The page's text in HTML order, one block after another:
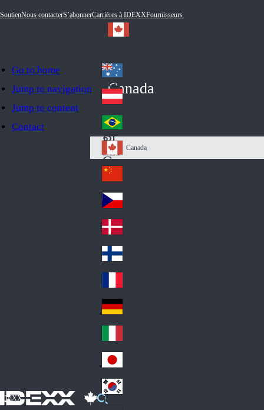
Go to home
Jump to navigation
Jump to content
Contact
SoutienNous contacterS’abonnerCarrières à IDEXXFournisseurs
IDEXX
Canada
Au
str
ali
a
Au
stri
a
Br
azi
l
Ca
na
da
Canada
Ch
ina
Cz
ec
h
De
nm
ark
Fin
d
Fra
nc
e
Ge
an
y
Ital
y
Jap
an
Ko